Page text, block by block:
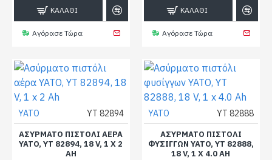
ΚΑΛΆΘΙ
Αγόρασε Τώρα
ΚΑΛΆΘΙ
Αγόρασε Τώρα
YATO YT 82894
ΑΣΎΡΜΑΤΟ ΠΙΣΤΌΛΙ ΑΈΡΑ
YATO, YT 82894, 18 V, 1 X 2
AH
YATO YT 82888
ΑΣΎΡΜΑΤΟ ΠΙΣΤΌΛΙ
ΦΥΣΊΓΓΩΝ YATO, YT 82888,
18 V, 1 X 4.0 AH